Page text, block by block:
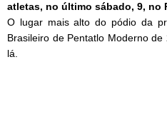
atletas, no último sábado, 9, no
O lugar mais alto do pódio da
Brasileiro de Pentatlo Moderno
lá.